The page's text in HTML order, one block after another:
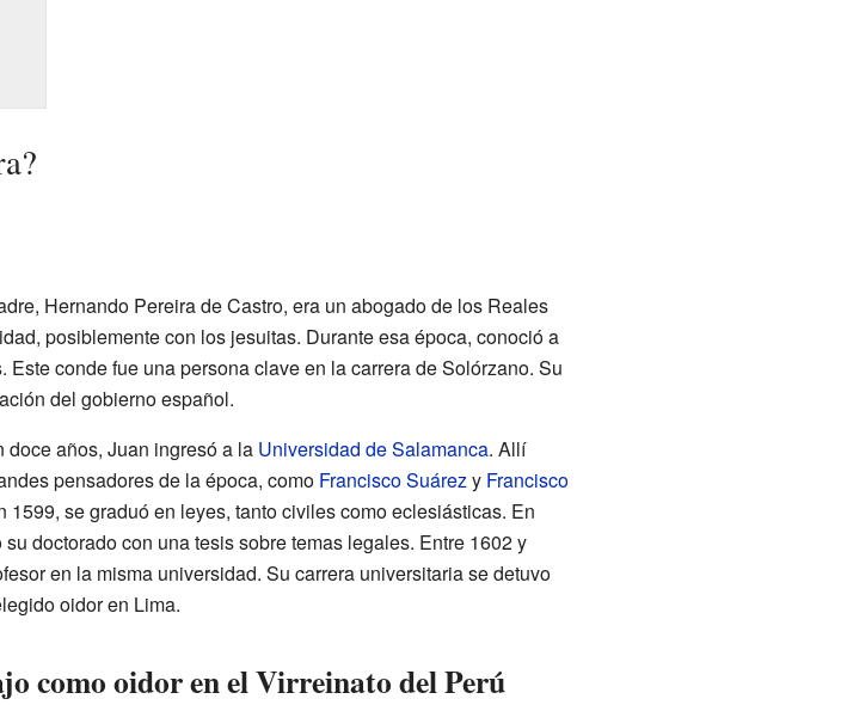
Hernando Pereira de Castro, era un abogado de los Reales
posiblemente con los jesuitas. Durante esa época, conoció a
conde fue una persona clave en la carrera de Solórzano. Su
del gobierno español.
doce años, Juan ingresó a la Universidad de Salamanca. Allí
pensadores de la época, como Francisco Suárezy Francisco
1599, se graduó en leyes, tanto civiles como eclesiásticas. En
su doctorado con una tesis sobre temas legales. Entre 1602 y
en la misma universidad. Su carrera universitaria se detuvo
oidor en Lima.
como oidor en el Virreinato del Perú